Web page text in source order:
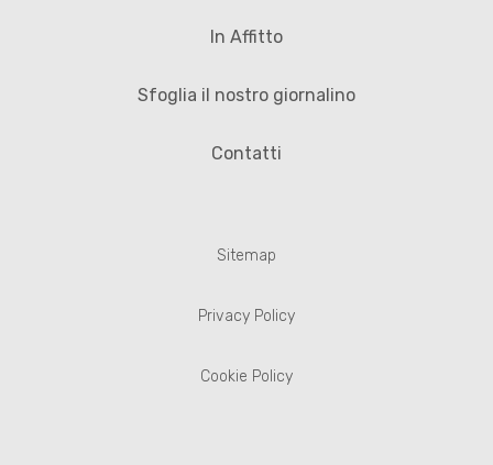
In Affitto
Sfoglia il nostro giornalino
Contatti
Sitemap
Privacy Policy
Cookie Policy